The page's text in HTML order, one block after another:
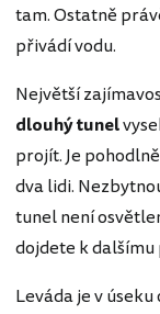
tam. Ostatně
přivádí vodu.
Největší
dlouhý tunel
projít. Je
dva lidi.
tunel není
dojdete k
Leváda je v